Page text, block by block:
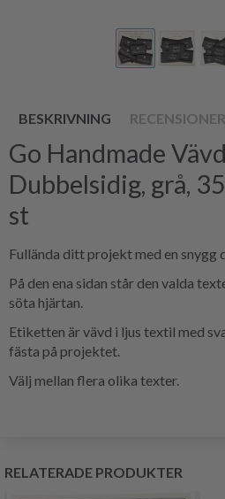
BESKRIVNING RECENSIONER
Go Handmade
Dubbelsidig, grå,
st
Fullända ditt projekt med en snygg
På den ena sidan står den valda
söta hjärtan.
Etiketten är vävd i ljus textil med
fästa på projektet.
Välj mellan flera olika texter.
RELATERADE PRODUKTER